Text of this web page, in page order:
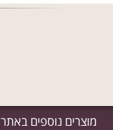
מוצרים נוספים באתר